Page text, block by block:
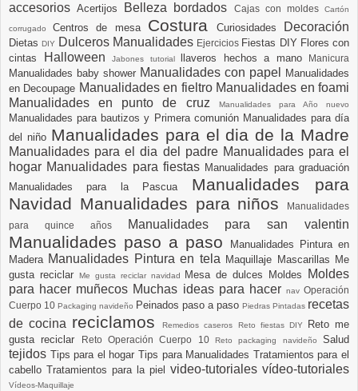
accesoriosAcertijos Belleza bordados Cajas con moldesCartón
corrugadoCentros de mesa Costura Curiosidades Decoración
DietasDIY Dulceros Manualidades Ejercicios Fiestas DIY Flores con
cintas
Halloween Jabones tutorial llaveros hechos a mano Manicura
Manualidades baby shower Manualidades con papel
Manualidades
en Decoupage Manualidades en fieltro Manualidades en foami
Manualidades en punto de cruz
Manualidades para Año nuevo
Manualidades para bautizos y Primera comunión Manualidades para día
del niño Manualidades para el dia de la Madre
Manualidades para el dia del padre Manualidades para el
hogar Manualidades para fiestas Manualidades para graduación
Manualidades para la Pascua Manualidades para
Navidad Manualidades para niños
Manualidades
para quince años
Manualidades para san valentin
Manualidades paso a paso
Manualidades Pintura en
Madera Manualidades Pintura en tela Maquillaje Mascarillas Me
gusta reciclar
Me gusta reciclar navidad Mesa de dulces Moldes
Moldes
para hacer muñecos Muchas ideas para hacer nav Operación
Cuerpo 10 Packaging navideño Peinados paso a paso Piedras Pintadas recetas
de cocina reciclamosRemedios caseros Reto fiestas DIY
Reto me
gusta reciclar
Reto Operación Cuerpo 10Reto packaging navideñoSalud
tejidos Tips para el hogarTips para Manualidades Tratamientos para el
cabello Tratamientos para la piel video-tutoriales vídeo-tutoriales
Vídeos-Maquillaje